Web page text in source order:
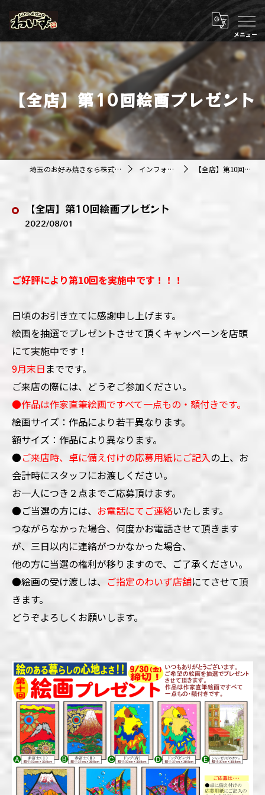
【全店】第10回絵画プレゼント
埼玉のお好み焼きなら株式会社アジルカンパニー インフォメーション 【全店】第10回絵画プレゼント
【全店】第10回絵画プレゼント
2022/08/01
ご好評により第10回を実施中です！！！
日頃のお引き立てに感謝申し上げます。
絵画を抽選でプレゼントさせて頂くキャンペーンを店頭
にて実施中です！
9月末日 までです。
ご来店の際には、どうぞご参加ください。
●作品は作家直筆絵画ですべて一点もの・額付きです。
絵画サイズ： 作品により若干異なります。
額サイズ：作品により異なります。
●ご来店時、卓に備え付けの応募用紙にご記入の上、お
会計時にスタッフにお渡しください。
お一人につき２点までご応募頂けます。
●ご当選の方には、 お電話にてご連絡いたします。
つながらなかった場合、何度かお電話させて頂きます
が、三日以内に連絡がつかなかった場合、
他の方に当選の権利が移りますので、ご了承ください。
●絵画の受け渡しは、 ご指定のわいず店舗にてさせて頂
きます。
どうぞよろしくお願いします。